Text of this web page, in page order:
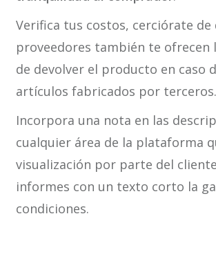
Verifica tus costos, cerciórate de
proveedores también te ofrecen
de devolver el producto en caso
artículos fabricados por terceros.
Incorpora una nota en las
cualquier área de la plataforma
visualización por parte del
informes con un texto corto la
condiciones.